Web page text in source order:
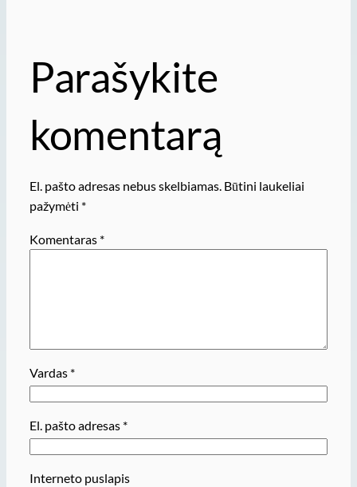
Parašykite
komentarą
El. pašto adresas nebus skelbiamas. Būtini laukeliai
pažymėti *
Komentaras *
Vardas *
El. pašto adresas *
Interneto puslapis